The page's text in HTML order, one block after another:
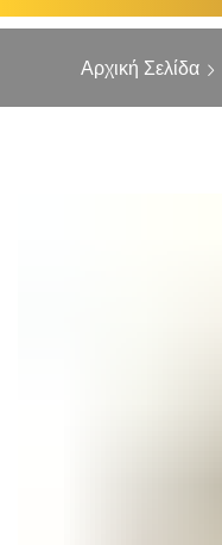
Αρχική Σελίδα